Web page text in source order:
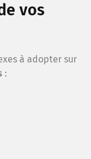
vos
à adopter sur
: